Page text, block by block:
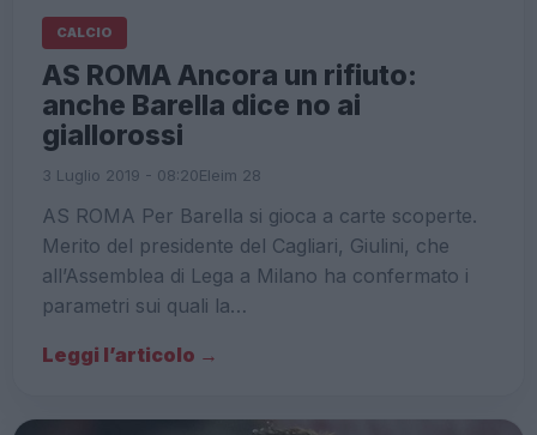
CALCIO
AS ROMA Ancora un rifiuto:
anche Barella dice no ai
giallorossi
3 Luglio 2019 - 08:20Eleim 28
AS ROMA Per Barella si gioca a carte scoperte.
Merito del presidente del Cagliari, Giulini, che
all’Assemblea di Lega a Milano ha confermato i
parametri sui quali la…
Leggi l’articolo →